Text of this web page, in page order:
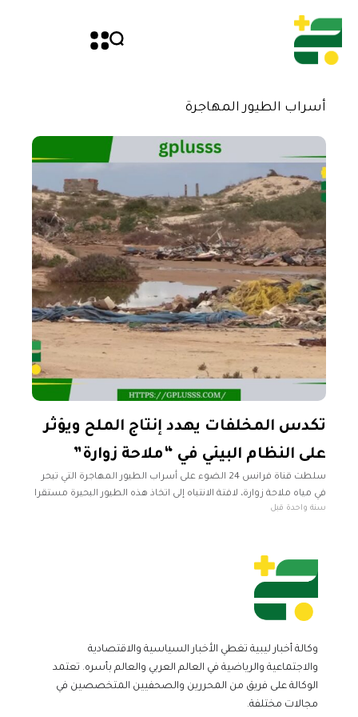
أسراب الطيور المهاجرة
تكدس المخلفات يهدد إنتاج الملح ويؤثر
على النظام البيئي في “ملاحة زوارة”
سلطت قناة فرانس 24 الضوء على أسراب الطيور المهاجرة التي تبحر
في مياه ملاحة زوارة، لافتة الانتباه إلى اتخاذ هذه الطيور البحيرة مستقرا
لها بعد رحلتها الطويلة عبر القارات. واستعرض
سنة واحدة قبل
وكالة أخبار ليبية تغطي الأخبار السياسية والاقتصادية
والاجتماعية والرياضية في العالم العربي والعالم بأسره. تعتمد
الوكالة على فريق من المحررين والصحفيين المتخصصين في
مجالات مختلفة.